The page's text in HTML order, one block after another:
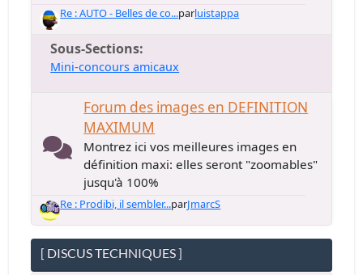
Re : AUTO - Belles de co...parluistappa
Sous-Sections
Mini-concours amicaux
Forum des images en DEFINITION
MAXIMUM
Montrez ici vos meilleures images en
définition maxi: elles seront "zoomables"
jusqu'à 100%
Re : Prodibi, il sembler...parJmarcS
[ DISCUS TECHNIQUES ]